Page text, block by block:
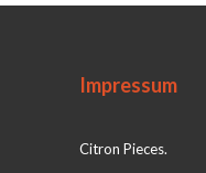
Impressum
Citron Pieces.